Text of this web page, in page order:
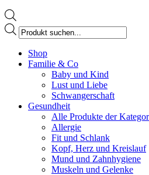
Products
search
page
opens
Shop
Familie & Co
Baby und Kind
Lust und Liebe
Schwangerschaft
Gesundheit
Alle Produkte der
Allergie
Fit und Schlank
Kopf, Herz und Kreislauf
Mund und Zahnhygiene
Muskeln und Gelenke